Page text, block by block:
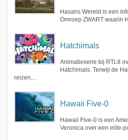
Hasans Wereld is een
Omroep ZWART waarin
Hatchimals
Animatieserie bij RTL8
Hatchimals. Terwijl de
reizen,...
Hawaii Five-0
Hawaii Five-0 is een
Veronica over een elite-